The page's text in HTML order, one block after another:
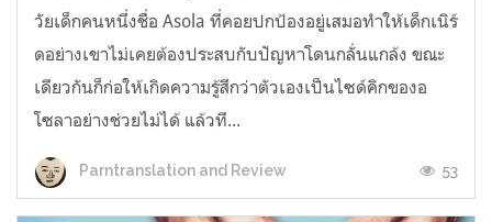
วัยเด็กคนหนึ่งชื่อ Asola ที่คอยปกป้องอยู่เสมอทำให้เด็กเนิร์
ดอย่างเขาไม่เคยต้องประสบกับปัญหาโดนกลั่นแกล้ง ขณะ
เดียวกันก็ก่อให้เกิดความรู้สึกว่าตัวเองเป็นไซด์คิกของอ
โซลาอย่างช่วยไม่ได้ แล้วที...
Parntranslation and Review 53